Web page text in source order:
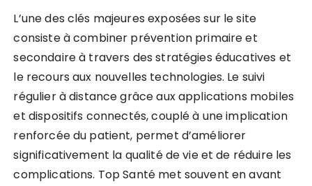
L’une des clés majeures exposées sur le site
consiste à combiner prévention primaire et
secondaire à travers des stratégies éducatives et
le recours aux nouvelles technologies. Le suivi
régulier à distance grâce aux applications mobiles
et dispositifs connectés, couplé à une implication
renforcée du patient, permet d’améliorer
significativement la qualité de vie et de réduire les
complications. Top Santé met souvent en avant